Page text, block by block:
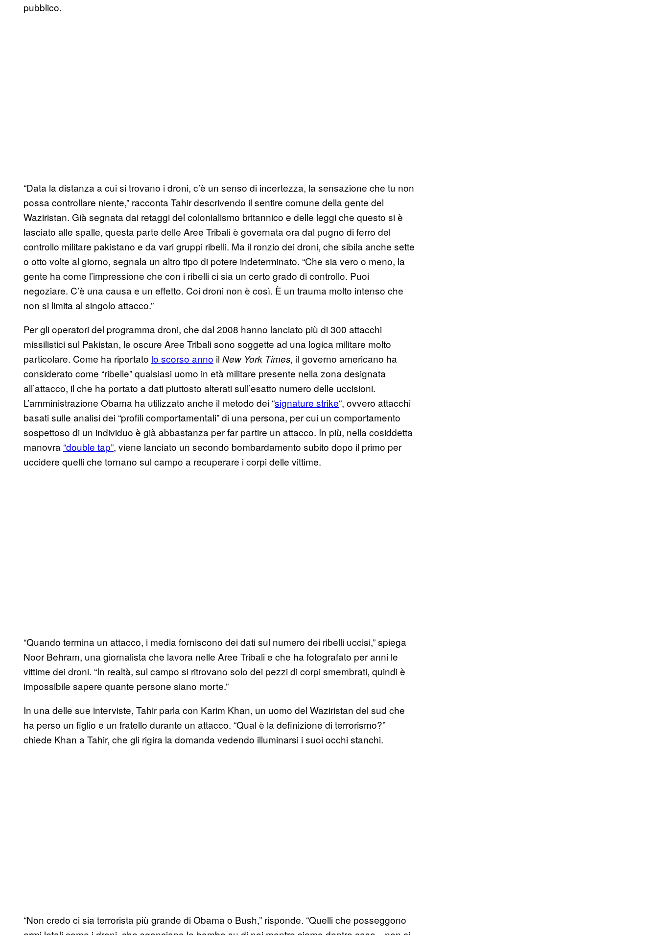
pubblico.
“Data la distanza a cui si trovano i droni, c’è un senso di incertezza, la sensazione che tu non
possa controllare niente,” racconta Tahir descrivendo il sentire comune della gente del
Waziristan. Già segnata dai retaggi del colonialismo britannico e delle leggi che questo si è
lasciato alle spalle, questa parte delle Aree Tribali è governata ora dal pugno di ferro del
controllo militare pakistano e da vari gruppi ribelli. Ma il ronzio dei droni, che sibila anche sette
o otto volte al giorno, segnala un altro tipo di potere indeterminato. “Che sia vero o meno, la
gente ha come l’impressione che con i ribelli ci sia un certo grado di controllo. Puoi
negoziare. C’è una causa e un effetto. Coi droni non è così. È un trauma molto intenso che
non si limita al singolo attacco.”
Per gli operatori del programma droni, che dal 2008 hanno lanciato più di 300 attacchi
missilistici sul Pakistan, le oscure Aree Tribali sono soggette ad una logica militare molto
particolare. Come ha riportato lo scorso anno il New York Times, il governo americano ha
considerato come “ribelle” qualsiasi uomo in età militare presente nella zona designata
all’attacco, il che ha portato a dati piuttosto alterati sull’esatto numero delle uccisioni.
L’amministrazione Obama ha utilizzato anche il metodo dei “signature strike“, ovvero attacchi
basati sulle analisi dei “profili comportamentali” di una persona, per cui un comportamento
sospettoso di un individuo è già abbastanza per far partire un attacco. In più, nella cosiddetta
manovra “double tap”, viene lanciato un secondo bombardamento subito dopo il primo per
uccidere quelli che tornano sul campo a recuperare i corpi delle vittime.
“Quando termina un attacco, i media forniscono dei dati sul numero dei ribelli uccisi,” spiega
Noor Behram, una giornalista che lavora nelle Aree Tribali e che ha fotografato per anni le
vittime dei droni. “In realtà, sul campo si ritrovano solo dei pezzi di corpi smembrati, quindi è
impossibile sapere quante persone siano morte.”
In una delle sue interviste, Tahir parla con Karim Khan, un uomo del Waziristan del sud che
ha perso un figlio e un fratello durante un attacco. “Qual è la definizione di terrorismo?”
chiede Khan a Tahir, che gli rigira la domanda vedendo illuminarsi i suoi occhi stanchi.
“Non credo ci sia terrorista più grande di Obama o Bush,” risponde. “Quelli che posseggono